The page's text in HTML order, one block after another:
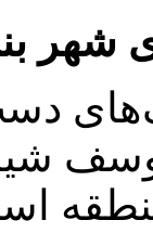
شهر